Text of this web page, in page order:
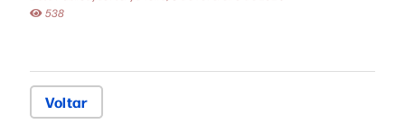
538
Voltar